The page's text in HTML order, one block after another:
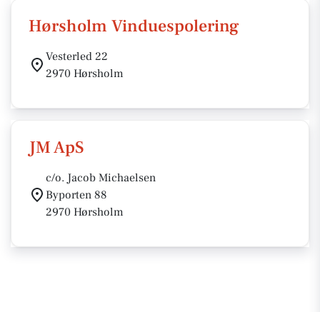
Hørsholm Vinduespolering
Vesterled 22
2970 Hørsholm
JM ApS
c/o. Jacob Michaelsen
Byporten 88
2970 Hørsholm